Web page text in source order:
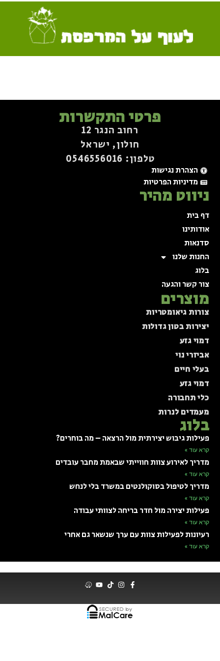
פרטי התקשרות
רחוב הנגר 12
חולון, ישראל
טלפון: 0546556016⁩
הצהרת נגישות
מדיניות הפרטיות
ניווט מהיר
דף בית
אודותינו
סדנאות
החנות שלנו
בלוג
צור קשר והגעה
מוצרים
צורות גיאומטריות
יצירות בטון גדולות
דמוי גזע
אביזרי נוי
בעלי חיים
דמוי גזע
כלי תחבורה
מעמדים לנרות
בלוג
פעילות גיבוש יצירתית מול הרצאה – מה בוחרים?
קרא עוד »
מדריך לאירוע צוות חווייתי שבאמת מחבר עובדים
קרא עוד »
מדריך לטיפול בסוקולנטים במשרד בלי לנחש
קרא עוד »
פעילות יצירה מול חדר בריחה לצוותי עבודה
קרא עוד »
רעיונות לפעילות צוות עם ערך שנשאר גם אחרי
קרא עוד »